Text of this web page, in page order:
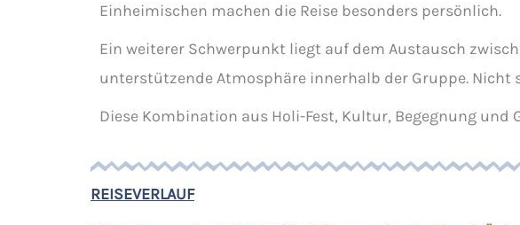
Einheimischen machen die Reise besonders persönlich.
Ein weiterer Schwerpunkt liegt auf dem Austausch
unterstützende Atmosphäre innerhalb der Gruppe. Nicht
Diese Kombination aus Holi-Fest, Kultur, Begegnung
REISEVERLAUF